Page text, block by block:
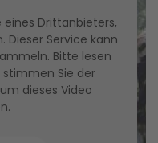
eines Drittanbieters,
Service kann
Bitte lesen
stimmen Sie der
dieses Video